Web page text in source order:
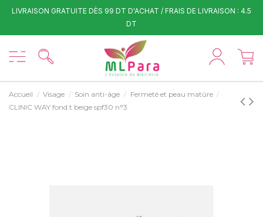
LIVRAISON GRATUITE DÈS 99 DT D'ACHAT / FRAIS DE LIVRAISON : 4.5
DT
Accueil Visage Soin anti-âge
Fermeté et peau matûre
CLINIC WAY fond.t beige spf30 n°3